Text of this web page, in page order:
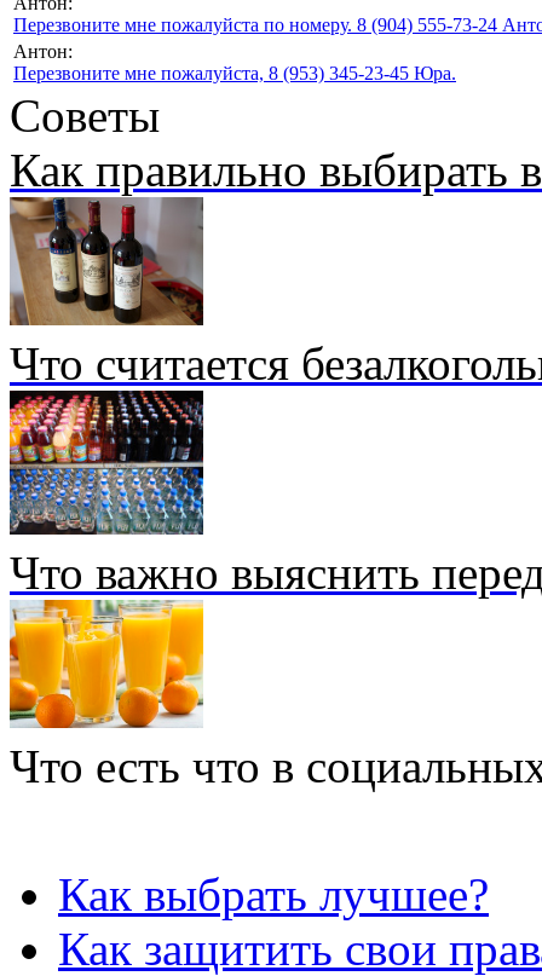
Перезвоните мне пожалуйста по номеру. 8 (904) 555-73-24
Антон:
Перезвоните мне пожалуйста, 8 (953) 345-23-45 Юра.
Советы
Как правильно выбирать
Что считается
Что важно выяснить
Что есть что в
Как выбрать лучшее?
Как защитить свои